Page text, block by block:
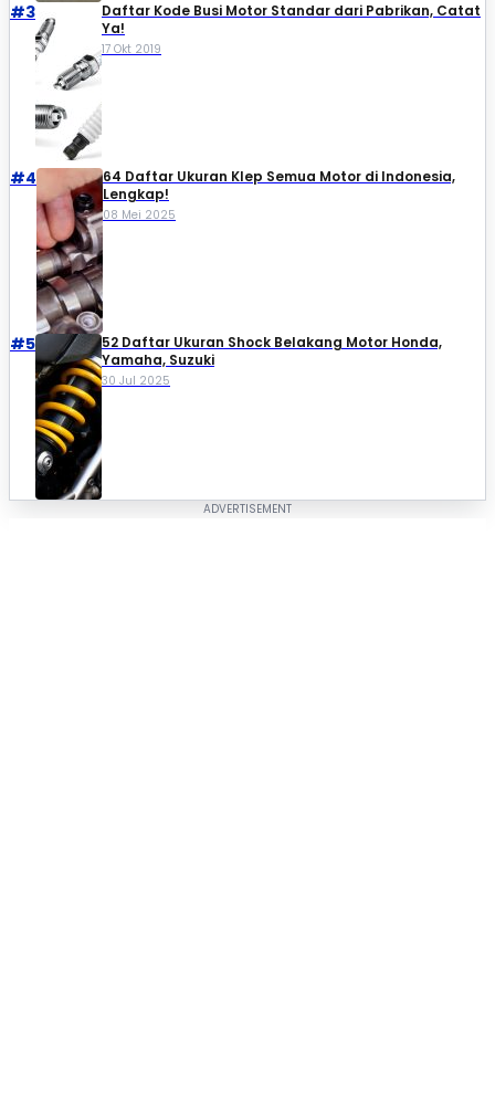
#3
Daftar Kode Busi Motor Standar dari Pabrikan, Catat
Ya!
17 Okt 2019
#4
64 Daftar Ukuran Klep Semua Motor di Indonesia,
Lengkap!
08 Mei 2025
#5
52 Daftar Ukuran Shock Belakang Motor Honda,
Yamaha, Suzuki​
30 Jul 2025